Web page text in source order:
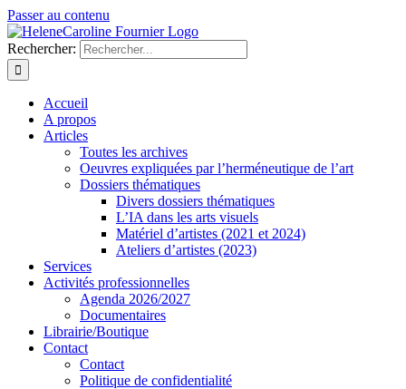
Passer au contenu
Rechercher:
Accueil
A propos
Articles
Toutes les archives
Oeuvres expliquées par l’herméneutique de l’art
Dossiers thématiques
Divers dossiers thématiques
L’IA dans les arts visuels
Matériel d’artistes (2021 et 2024)
Ateliers d’artistes (2023)
Services
Activités professionnelles
Agenda 2026/2027
Documentaires
Librairie/Boutique
Contact
Contact
Politique de confidentialité